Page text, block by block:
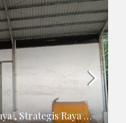
Gudang Komersial Surabaya , Strategis Raya Kenjeran Surabaya Timur Lokasi Terbaik